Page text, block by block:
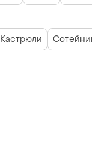
Кастрюли Сотейники